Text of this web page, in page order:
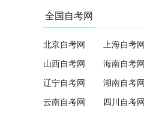
全国自考网
北京自考网 上海自考网
山西自考网 海南自考网
辽宁自考网 湖南自考网
云南自考网 四川自考网